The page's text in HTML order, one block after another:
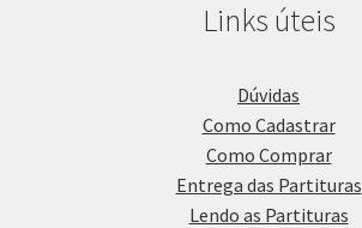
Links úteis
Dúvidas
Como Cadastrar
Como Comprar
Entrega das Partituras
Lendo as Partituras